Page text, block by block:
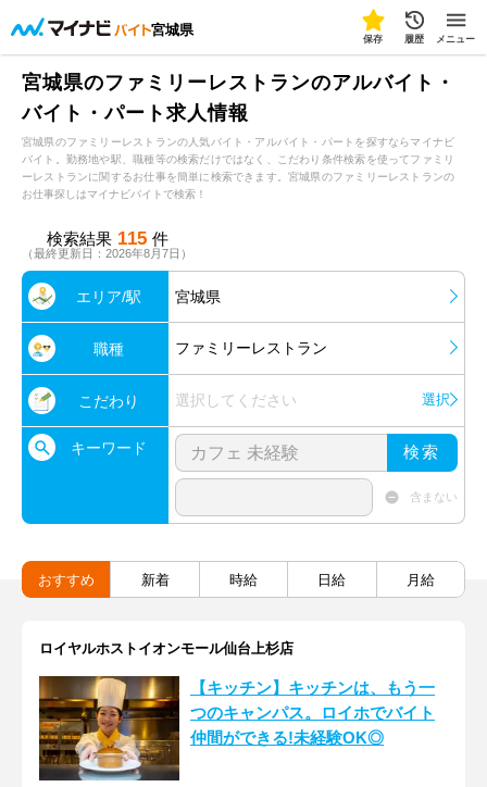
宮城県
保存 履歴 メニュー
宮城県のファミリーレストランのアルバイト・
バイト・パート求人情報
宮城県のファミリーレストランの人気バイト・アルバイト・パートを探すならマイナビ
バイト。勤務地や駅、職種等の検索だけではなく、こだわり条件検索を使ってファミリ
ーレストランに関するお仕事を簡単に検索できます。宮城県のファミリーレストランの
お仕事探しはマイナビバイトで検索！
検索結果 115 件
（最終更新日：2026年8月7日）
エリア/駅 宮城県
職種 ファミリーレストラン
こだわり 選択してください 選択
キーワード 検索
含まない
おすすめ 新着 時給 日給 月給
ロイヤルホストイオンモール仙台上杉店
【キッチン】キッチンは、もう一
つのキャンパス。ロイホでバイト
仲間ができる!未経験OK◎